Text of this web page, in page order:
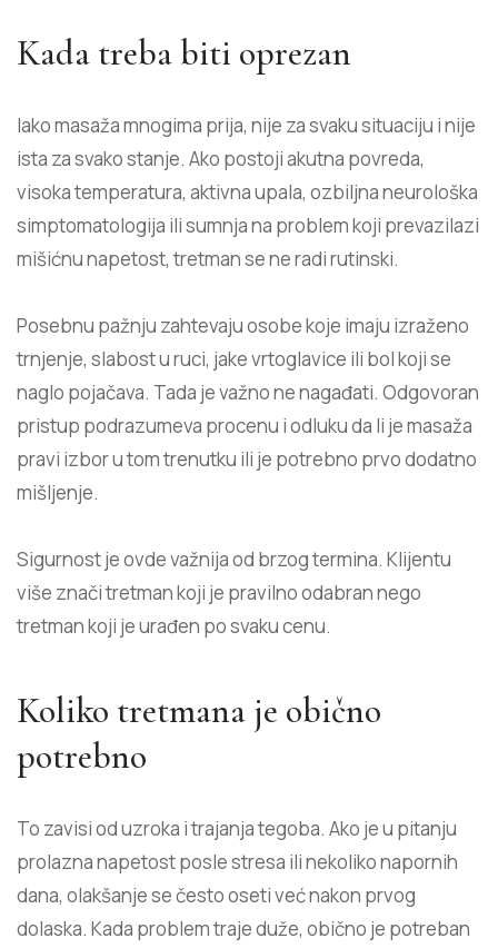
Kada treba biti oprezan
Iako masaža mnogima prija, nije za svaku situaciju i nije
ista za svako stanje. Ako postoji akutna povreda,
visoka temperatura, aktivna upala, ozbiljna neurološka
simptomatologija ili sumnja na problem koji prevazilazi
mišićnu napetost, tretman se ne radi rutinski.
Posebnu pažnju zahtevaju osobe koje imaju izraženo
trnjenje, slabost u ruci, jake vrtoglavice ili bol koji se
naglo pojačava. Tada je važno ne nagađati. Odgovoran
pristup podrazumeva procenu i odlukuda li je masaža
pravi izbor u tom trenutku ili je potrebno prvo dodatno
mišljenje.
Sigurnost je ovde važnija od brzog termina. Klijentu
više znači tretman koji je pravilno odabran nego
tretman koji je urađen po svaku cenu.
Koliko tretmana je obično
potrebno
To zavisi od uzroka i trajanja tegoba. Ako je u pitanju
prolazna napetost posle stresa ili nekoliko napornih
dana, olakšanje se često oseti već nakon prvog
dolaska. Kada problem traje duže, obično je potreban